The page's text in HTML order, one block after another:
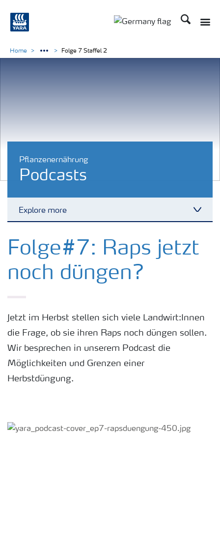
Suchen
Pflanzenernährung
Podcasts
Explore more
Kulturen
Düngemittel
Zukunft anpacken
Düngeranwendung
Medien
Home Folge 7 Staffel 2
Folge#7: Raps jetzt
noch düngen?
Jetzt im Herbst stellen sich viele Landwirt:Innen
die Frage, ob sie ihren Raps noch düngen sollen.
Wir besprechen in unserem Podcast die
Möglichkeiten und Grenzen einer
Herbstdüngung.